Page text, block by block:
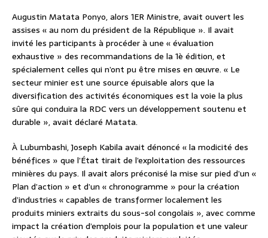
Augustin Matata Ponyo, alors 1ER Ministre, avait ouvert les
assises « au nom du président de la République ». Il avait
invité les participants à procéder à une « évaluation
exhaustive » des recommandations de la 1è édition, et
spécialement celles qui n’ont pu être mises en œuvre. « Le
secteur minier est une source épuisable alors que la
diversification des activités économiques est la voie la plus
sûre qui conduira la RDC vers un développement soutenu et
durable », avait déclaré Matata.
À Lubumbashi, Joseph Kabila avait dénoncé « la modicité des
bénéfices » que l’État tirait de l’exploitation des ressources
minières du pays. Il avait alors préconisé la mise sur pied d’un «
Plan d’action » et d’un « chronogramme » pour la création
d’industries « capables de transformer localement les
produits miniers extraits du sous-sol congolais », avec comme
impact la création d’emplois pour la population et une valeur